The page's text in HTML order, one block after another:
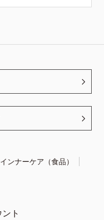
インナーケア（食品）
ト